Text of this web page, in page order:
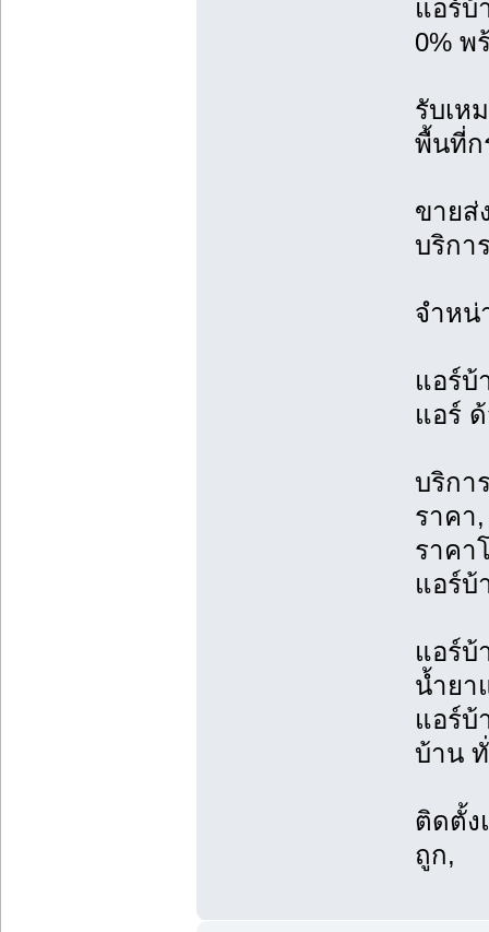
แอร์บ้
0% พ
รับเห
พื้นที่ก
ขายส่
บริกา
จำหน่
แอร์บ้
แอร์
บริกา
ราคา
ราคา
แอร์บ้
แอร์บ้
น้ำยา
แอร์บ้
บ้าน
ติดตั้ง
ถูก,